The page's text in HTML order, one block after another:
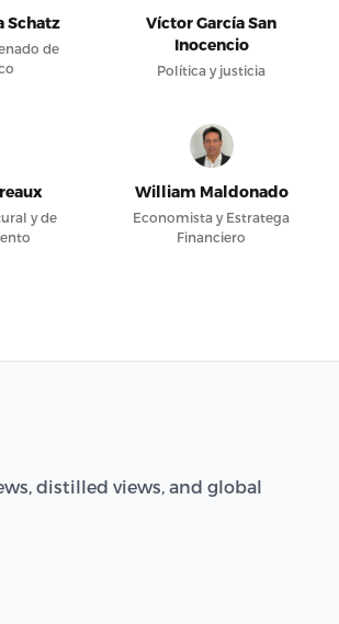
Schatz
de
Víctor García San
Inocencio
Política y justicia
y de
William Maldonado
Economista y Estratega
Financiero
distilled views, and global